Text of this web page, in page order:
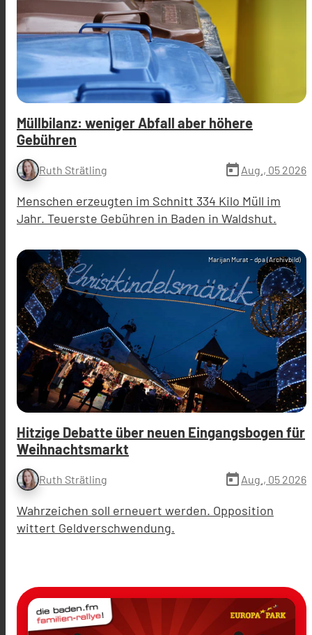
Müllbilanz: weniger Abfall aber höhere
Gebühren
Ruth Strätling today Aug., 05 2026
Menschen erzeugten im Schnitt 334 Kilo Müll im
Jahr. Teuerste Gebühren in Baden in Waldshut.
Marijan Murat - dpa (Archivbild)
Hitzige Debatte über neuen Eingangsbogen für
Weihnachtsmarkt
Ruth Strätling today Aug., 05 2026
Wahrzeichen soll erneuert werden. Opposition
wittert Geldverschwendung.